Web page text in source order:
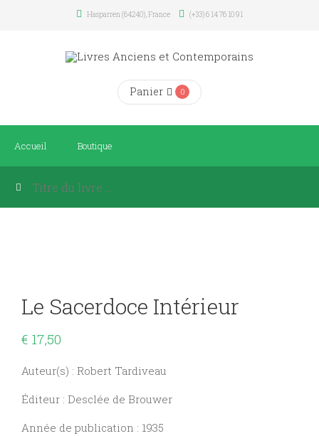
Hasparren (64240), France (+33) 6 14 76 10 91
Panier 0
Accueil Boutique
Le Sacerdoce Intérieur
€ 17,50
Auteur(s) : Robert Tardiveau
Éditeur : Desclée de Brouwer
Année de publication : 1935